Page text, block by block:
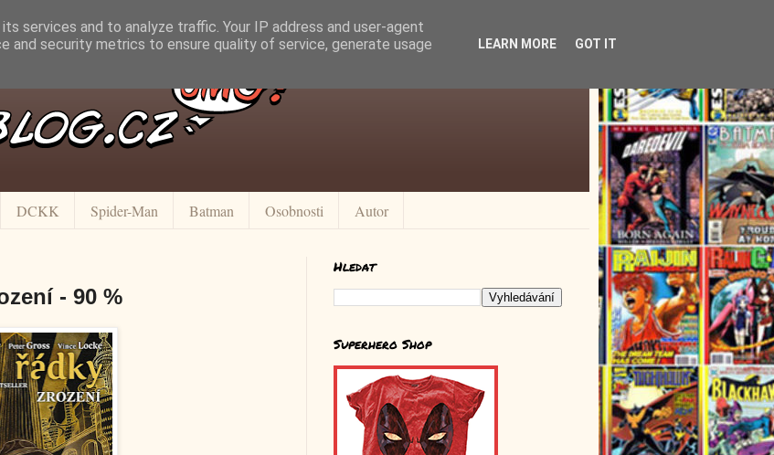
DCKK Spider-Man Batman Osobnosti Autor
- 90 %
Hledat
Superhero Shop
services and to analyze traffic. Your IP address and user-agent
and security metrics to ensure quality of service, generate usage
LEARN MORE GOT IT